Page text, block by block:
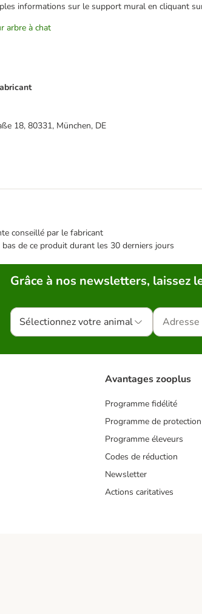
informations sur le support mural en cliquant
arbre à chat
18, 80331, München, DE
conseillé par le fabricant
de ce produit durant les 30 derniers jours
Grâce à nos newsletters, laissez
Sélectionnez votre animal
Avantages zooplus
Programme fidélité
Programme de
Programme éleveurs
Codes de réduction
Newsletter
Actions caritatives